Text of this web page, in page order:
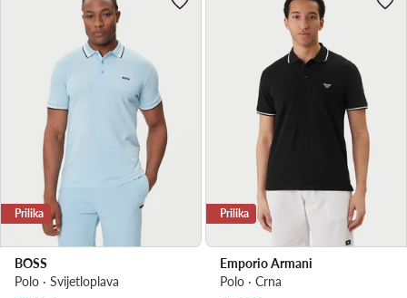
Prilika
BOSS
Polo · Svijetloplava
Prilika
Emporio Armani
Polo · Crna